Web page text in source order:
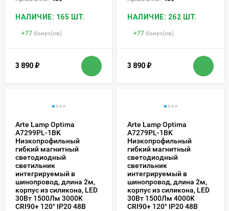
НАЛИЧИЕ: 165 ШТ.
+77 бонус(ов)
3 890 ₽
НАЛИЧИЕ: 262 ШТ.
+77 бонус(ов)
3 890 ₽
Arte Lamp Optima
A7299PL-1BK
Низкопрофильный
гибкий магнитный
светодиодный
светильник
интегрируемый в
шинопровод, длина 2м,
корпус из силикона, LED
30Вт 1500Лм 3000K
CRI90+ 120° IP20 48В
Arte Lamp Optima
A7279PL-1BK
Низкопрофильный
гибкий магнитный
светодиодный
светильник
интегрируемый в
шинопровод, длина 2м,
корпус из силикона, LED
30Вт 1500Лм 4000K
CRI90+ 120° IP20 48В